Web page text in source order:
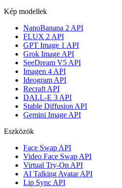
Kép modellek
NanoBanana 2 API
FLUX 2 API
GPT Image 1 API
Grok Image API
SeeDream V5 API
Imagen 4 API
Ideogram API
Recraft API
DALL-E 3 API
Stable Diffusion API
Gemini Image API
Eszközök
Face Swap API
Video Face Swap API
Virtual Try-On API
AI Talking Avatar API
Lip Sync API